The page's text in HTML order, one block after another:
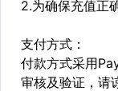
2.为确保充值正
支付方式：
付款方式采用
审核及验证，请